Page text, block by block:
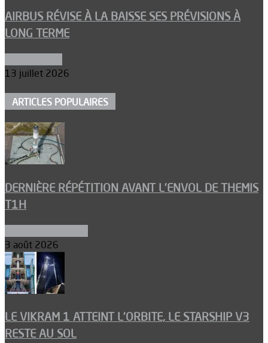
AIRBUS RÉVISE À LA BAISSE SES PRÉVISIONS À
LONG TERME
13 juillet 2026
ARTICLES POPULAIRES
DERNIÈRE RÉPÉTITION AVANT L’ENVOL DE THEMIS
T1H
3 août 2026
LE VIKRAM 1 ATTEINT L’ORBITE, LE STARSHIP V3
RESTE AU SOL